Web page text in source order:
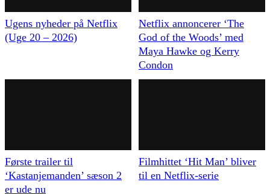
Ugens nyheder på Netflix
(Uge 20 – 2026)
Netflix annoncerer ‘The
God of the Woods’ med
Maya Hawke og Kerry
Condon
Første trailer til
‘Kastanjemanden’ sæson 2
er ude nu
Filmhittet ‘Hit Man’ bliver
til en Netflix-serie